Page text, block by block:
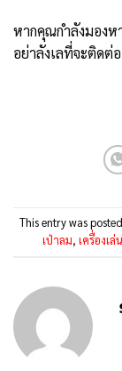
หากคุณกำลังมองห
อย่าลังเลที่จะติดต่อ
This entry was
เป่าลม, เครื่องเ